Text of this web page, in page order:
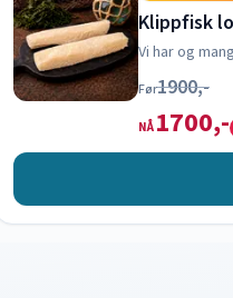
Klippfisk
Vi har og
Før1900,-
NÅ 1700,-